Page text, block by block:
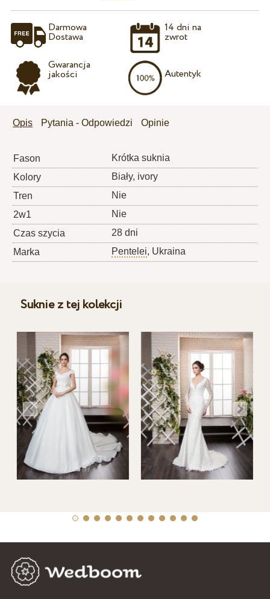
Darmowa
Dostawa
Gwarancja
jakości
14 dni na
zwrot
Autentyk
Opis Pytania - Odpowiedzi Opinie
Fason
Krótka suknia
Kolory
Biały, ivory
Tren
Nie
2w1
Nie
Czas szycia
28 dni
Marka
Pentelei, Ukraina
Suknie z tej kolekcji